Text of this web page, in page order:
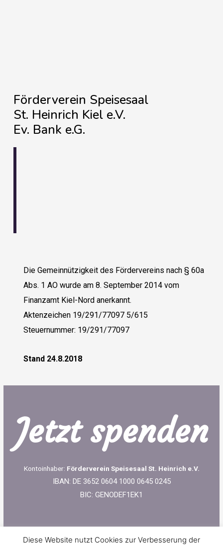
Förderverein Speisesaal
St. Heinrich Kiel e.V.
Ev. Bank e.G.
Die Gemeinnützigkeit des Fördervereins nach § 60a
Abs. 1 AO wurde am 8. September 2014 vom
Finanzamt Kiel-Nord anerkannt.
Aktenzeichen 19/291/77097 5/615
Steuernummer: 19/291/77097
Stand 24.8.2018
Jetzt spenden
Kontoinhaber: Förderverein Speisesaal St. Heinrich e.V.
IBAN: DE 3652 0604 1000 0645 0245
BIC: GENODEF1EK1
Diese Website nutzt Cookies zur Verbesserung der